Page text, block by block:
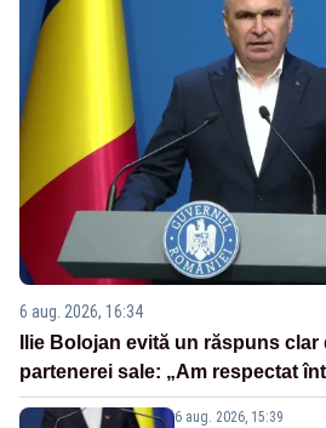
6 aug. 2026, 16:34
Ilie Bolojan evită un răspuns
partenerei sale: „Am respectat
6 aug. 2026, 15:39